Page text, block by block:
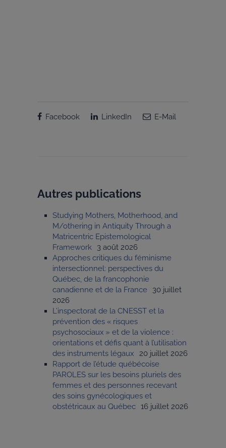
Facebook LinkedIn E-Mail
Autres publications
Studying Mothers, Motherhood, and
M/othering in Antiquity Through a
Matricentric Epistemological
Framework
3 août 2026
Approches critiques du féminisme
intersectionnel: perspectives du
Québec, de la francophonie
canadienne et de la France
30 juillet
2026
L’inspectorat de la CNESST et la
prévention des « risques
psychosociaux » et de la violence :
orientations et défis quant à l’utilisation
des instruments légaux
20 juillet 2026
Rapport de l’étude québécoise
PAROLES sur les besoins pluriels des
femmes et des personnes recevant
des soins gynécologiques et
obstétricaux au Québec 16 juillet 2026